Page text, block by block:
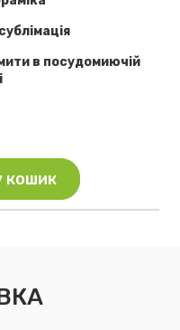
в посудомиючій
кошик